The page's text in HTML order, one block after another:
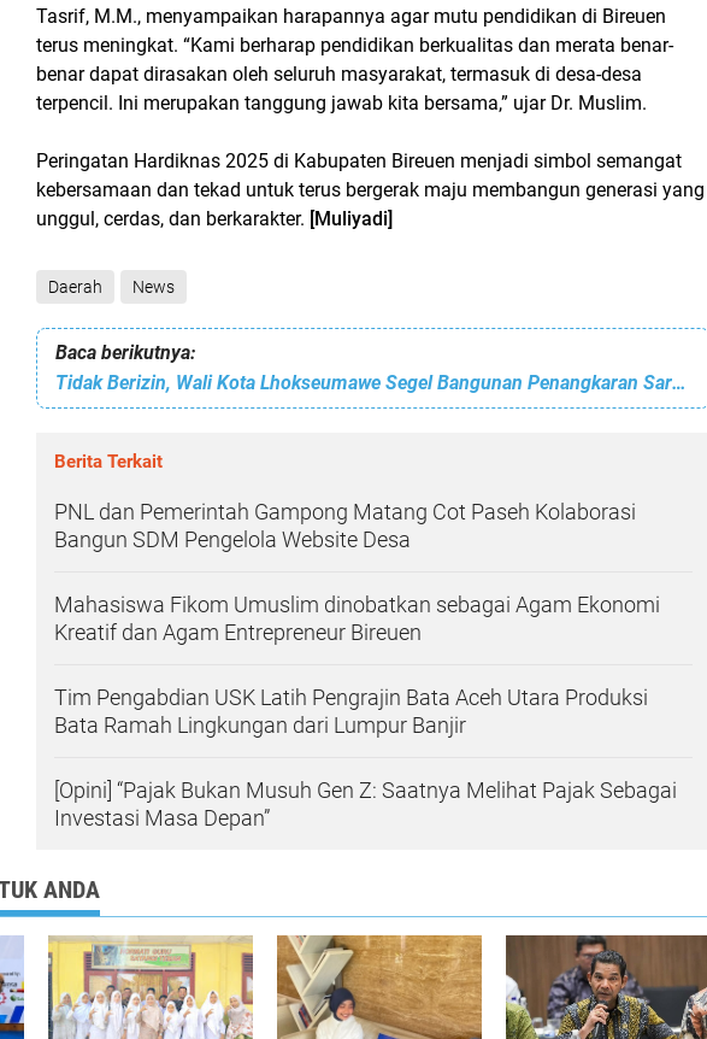
Tasrif, M.M., menyampaikan harapannya agar mutu pendidikan di Bireuen
terus meningkat. “Kami berharap pendidikan berkualitas dan merata benar-
benar dapat dirasakan oleh seluruh masyarakat, termasuk di desa-desa
terpencil. Ini merupakan tanggung jawab kita bersama,” ujar Dr. Muslim.
Peringatan Hardiknas 2025 di Kabupaten Bireuen menjadi simbol semangat
kebersamaan dan tekad untuk terus bergerak maju membangun generasi yang
unggul, cerdas, dan berkarakter. [Muliyadi]
Daerah News
Baca berikutnya:
Tidak Berizin, Wali Kota Lhokseumawe Segel Bangunan Penangkaran Sarang Burung Walet
Berita Terkait
PNL dan Pemerintah Gampong Matang Cot Paseh Kolaborasi
Bangun SDM Pengelola Website Desa
Mahasiswa Fikom Umuslim dinobatkan sebagai Agam Ekonomi
Kreatif dan Agam Entrepreneur Bireuen
Tim Pengabdian USK Latih Pengrajin Bata Aceh Utara Produksi
Bata Ramah Lingkungan dari Lumpur Banjir
[Opini] “Pajak Bukan Musuh Gen Z: Saatnya Melihat Pajak Sebagai
Investasi Masa Depan”
ANDA